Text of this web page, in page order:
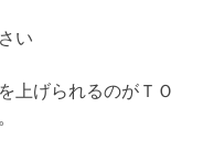
い
上げられるのがＴＯ